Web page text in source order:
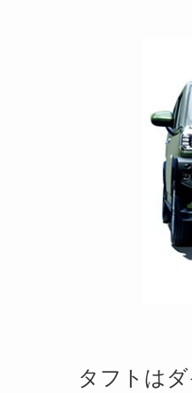
タフトは